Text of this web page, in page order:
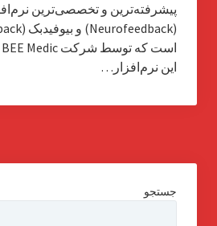
پیشرفته‌ترین و تخصصی‌ترین
این نرم‌افزار…
جستجو